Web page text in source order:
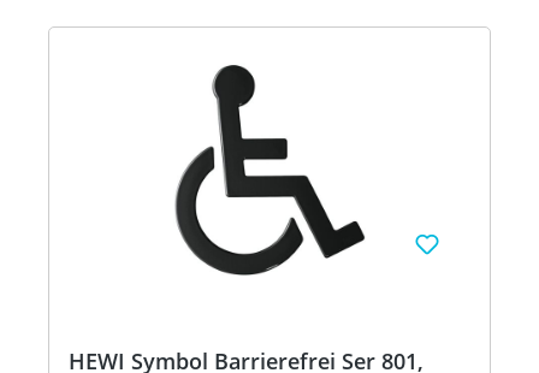
HEWI Symbol Barrierefrei Ser 801,